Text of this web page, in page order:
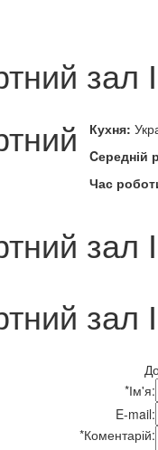
зал
Кухня:
Cередній
Час
зал
зал
*Ім'я:
E-mail:
*Коментарій: